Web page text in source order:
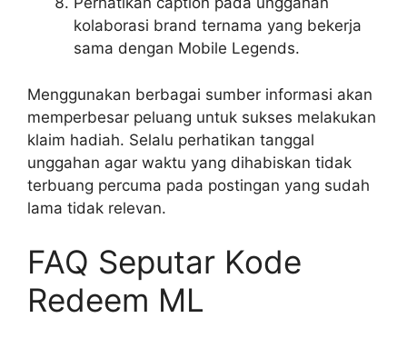
kolaborasi brand ternama yang bekerja
sama dengan Mobile Legends.
Menggunakan berbagai sumber informasi akan
memperbesar peluang untuk sukses melakukan
klaim hadiah. Selalu perhatikan tanggal
unggahan agar waktu yang dihabiskan tidak
terbuang percuma pada postingan yang sudah
lama tidak relevan.
FAQ Seputar Kode
Redeem ML